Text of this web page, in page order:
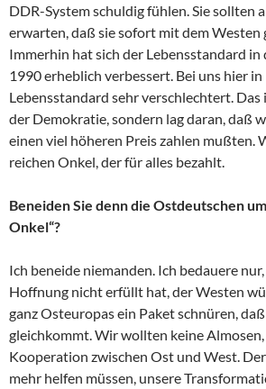
DDR-System schuldig fühlen. Sie sollten
erwarten, daß sie sofort mit dem Westen
Immerhin hat sich der Lebensstandard in
1990 erheblich verbessert. Bei uns hier
Lebensstandard sehr verschlechtert. Das
der Demokratie, sondern lag daran, daß
einen viel höheren Preis zahlen mußten.
reichen Onkel, der für alles bezahlt.
Beneiden Sie denn die Ostdeutschen
Onkel“?
Ich beneide niemanden. Ich bedauere
Hoffnung nicht erfüllt hat, der Westen
ganz Osteuropas ein Paket schnüren,
gleichkommt. Wir wollten keine
Kooperation zwischen Ost und West.
mehr helfen müssen, unsere